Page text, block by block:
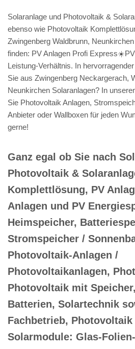
Solaranlage und Photovoltaik &
ebenso wie Photovoltaik
Zwingenberg Waldbrunn,
finden: PV Anlagen Profi
Leistung-Verhältnis. In
Sie aus Zwingenberg Neckargerach,
Neunkirchen Solaranlagen? In
Sie Photovoltaik Anlagen,
Anbieter oder Wallboxen für jeden
gerne!
Ganz egal ob Sie nach
Photovoltaik &
Komplettlösung, PV
Anlagen und PV
Heimspeicher,
Stromspeicher /
Photovoltaik-Anlagen /
Photovoltaikanlagen,
Photovoltaik mit
Batterien, Solartechnik
Fachbetrieb,
Solarmodule: Glas-